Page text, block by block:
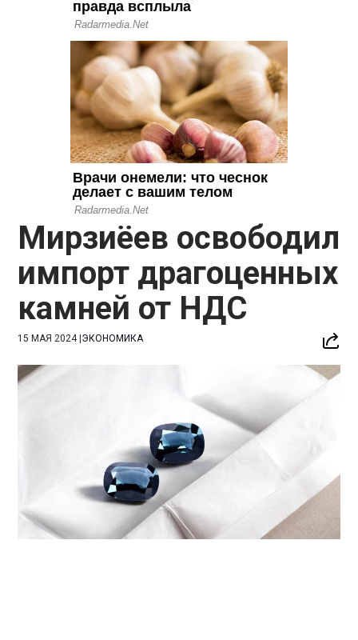
Мирзиёев освободил
импорт драгоценных
камней от НДС
15 МАЯ 2024|ЭКОНОМИКА